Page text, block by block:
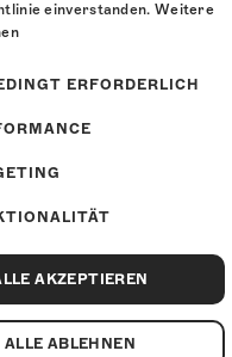
Kulturfabrik Kofmehl
Kofmehlweg 1
einverstanden. Weitere
ERFORDERLICH
AKZEPTIEREN
ALLE ABLEHNEN